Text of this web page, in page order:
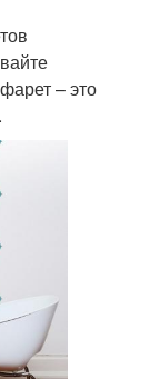
– это